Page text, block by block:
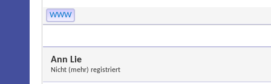
WWW
Ann Lie
Nicht (mehr) registriert